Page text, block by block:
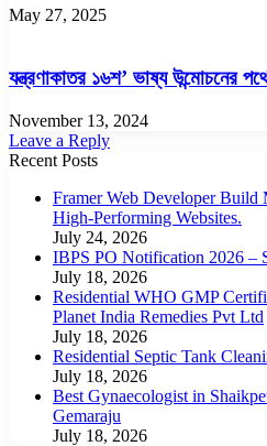
May 27, 2025
যন্ত্রণাকাতর ১৬শ’ ভাষ্য উন্মোচনের
November 13, 2024
Leave a Reply
Recent Posts
Framer Web Developer Build
High-Performing Websites.
July 24, 2026
IBPS PO Notification 2026 –
July 18, 2026
Residential WHO GMP
Planet India Remedies Pvt Ltd
July 18, 2026
Residential Septic Tank
July 18, 2026
Best Gynaecologist in
Gemaraju
July 18, 2026